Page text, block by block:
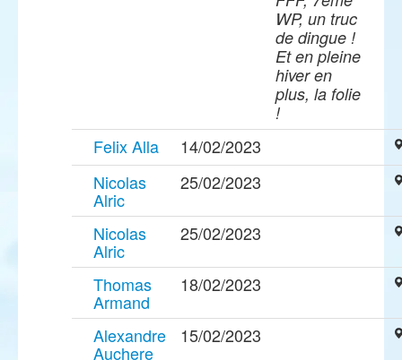
WP, un truc
de dingue !
Et en pleine
hiver en
plus, la folie
!
Felix Alla
14/02/2023
Nicolas
Alric
25/02/2023
Nicolas
Alric
25/02/2023
Thomas
Armand
18/02/2023
Alexandre
Auchere
15/02/2023